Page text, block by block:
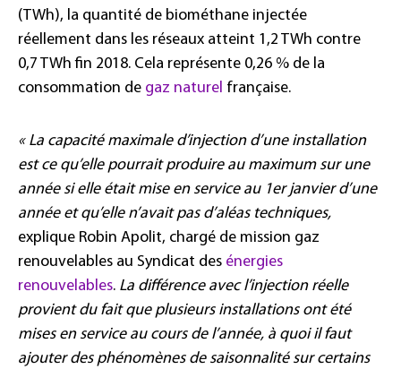
(TWh), la quantité de biométhane injectée
réellement dans les réseaux atteint 1,2 TWh contre
0,7 TWh fin 2018. Cela représente 0,26 % de la
consommation de gaz naturel française.
« La capacité maximale d’injection d’une installation
est ce qu’elle pourrait produire au maximum sur une
année si elle était mise en service au 1er janvier d’une
année et qu’elle n’avait pas d’aléas techniques,
explique Robin Apolit, chargé de mission gaz
renouvelables au Syndicat des énergies
renouvelables. La différence avec l’injection réelle
provient du fait que plusieurs installations ont été
mises en service au cours de l’année, à quoi il faut
ajouter des phénomènes de saisonnalité sur certains